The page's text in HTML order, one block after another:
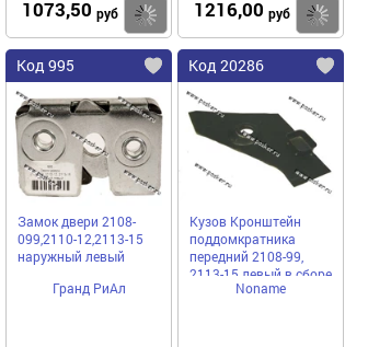
1073,50 руб Купить
1216,00 руб
Код 995
Замок двери 2108-
099,2110-12,2113-15
наружный левый
Гранд РиАл
Код 20286
Кузов Кронштейн
поддомкратника
передний 2108-99,
2113-15 левый в сборе
Noname